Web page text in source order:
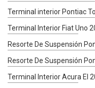
Terminal interior Pontiac
Terminal Interior Fiat Uno
Resorte De Suspensión
Resorte De Suspensión
Terminal Interior Acura El